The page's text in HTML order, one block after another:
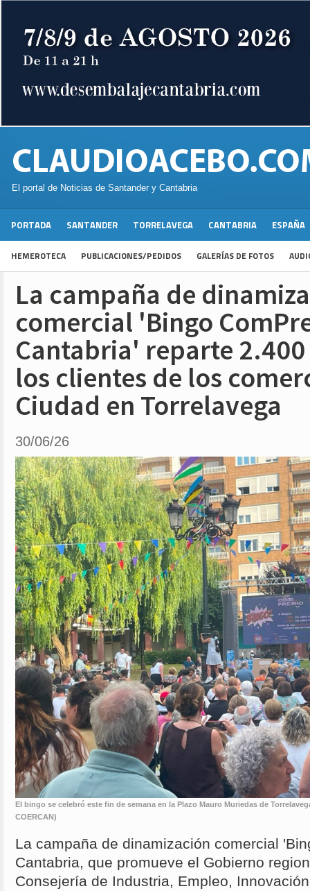
El portal de Noticias de Santander y Cantabria
PORTADA SANTANDER TORRELAVEGA CANTABRIA ESPAÑA
HEMEROTECA PUBLICACIONES/PEDIDOS GALERÍAS DE FOTOS
La campaña de
comercial 'Bingo
Cantabria' reparte
los clientes de los
Ciudad en Torrelavega
30/06/26
El bingo se celebró este fin de semana en la Plazo Mauro Muriedas de
COERCAN)
La campaña de dinamización comercial
Cantabria, que promueve el Gobierno
Consejería de Industria, Empleo,